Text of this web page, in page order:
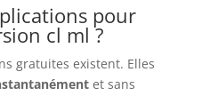
pour
cl ml ?
gratuites existent. Elles
et sans